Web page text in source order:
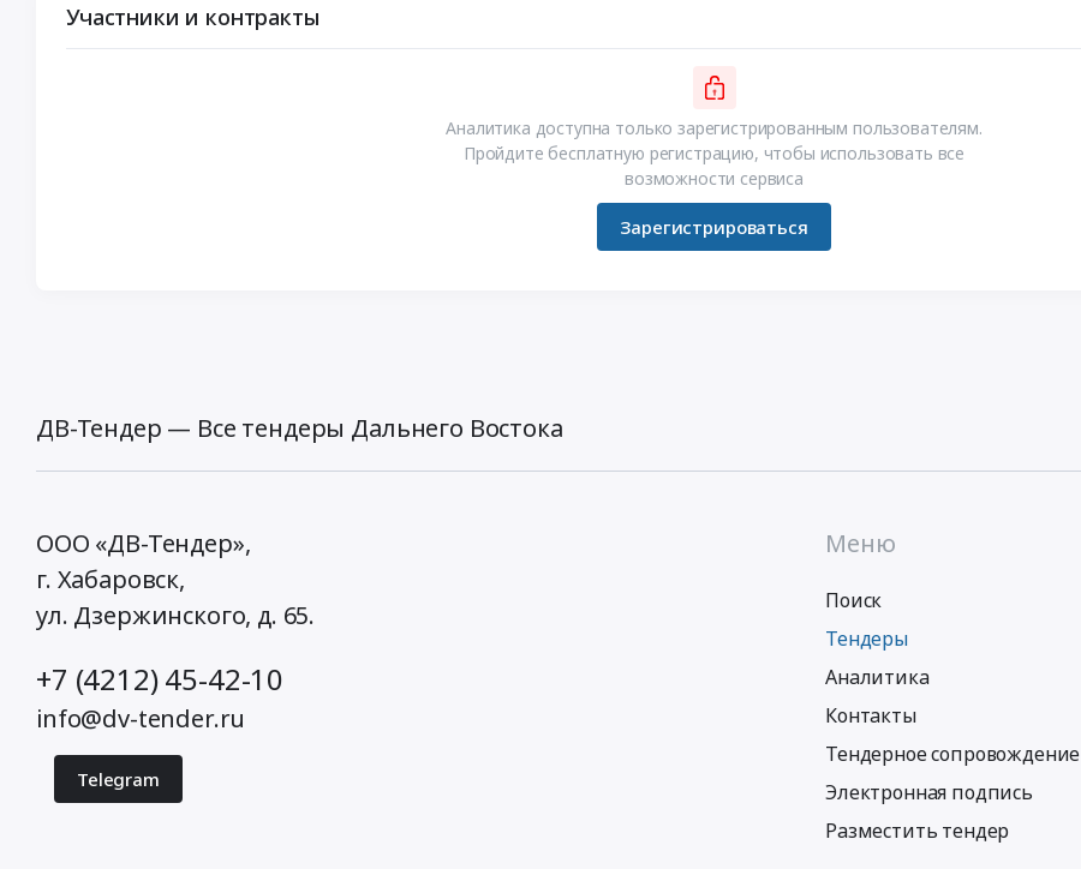
Участники и контракты
Аналитика доступна только зарегистрированным пользователям.
Пройдите бесплатную регистрацию, чтобы использовать все
возможности сервиса
Зарегистрироваться
ДВ-Тендер — Все тендеры Дальнего Востока
ООО «ДВ-Тендер»,
г. Хабаровск,
ул. Дзержинского, д. 65.
+7 (4212) 45-42-10
info@dv-tender.ru
Telegram
Меню
Поиск
Тендеры
Аналитика
Контакты
Тендерное сопровождение
Электронная подпись
Разместить тендер